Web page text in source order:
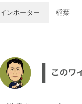
インポーター 稲葉